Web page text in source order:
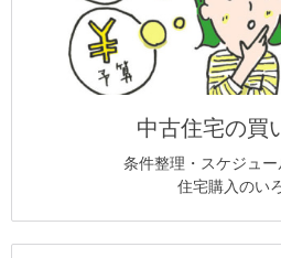
中古住宅の買
条件整理・スケジュ
住宅購入のい